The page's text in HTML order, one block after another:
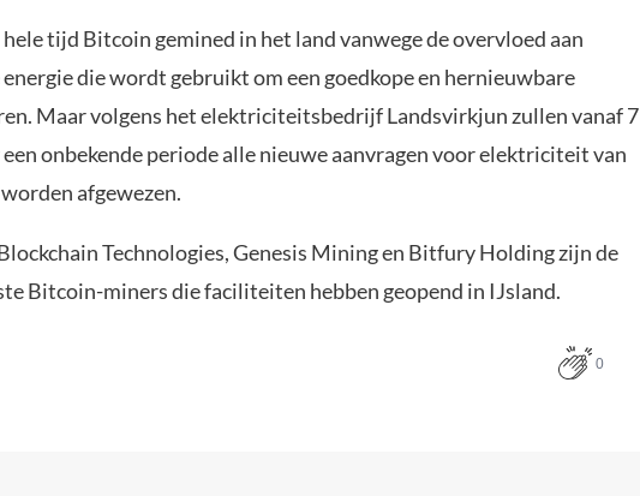
tijd Bitcoin gemined in het land vanwege de overvloed aan
die wordt gebruikt om een ​​goedkope en hernieuwbare
Maar volgens het elektriciteitsbedrijf Landsvirkjun zullen vanaf 7
onbekende periode alle nieuwe aanvragen voor elektriciteit van
afgewezen.
Technologies, Genesis Mining en Bitfury Holding zijn de
Bitcoin-miners die faciliteiten hebben geopend in IJsland.
0